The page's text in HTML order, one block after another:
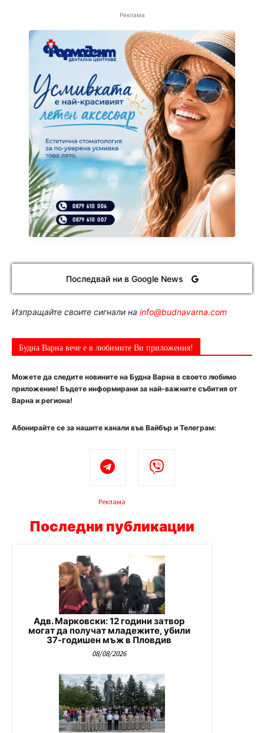
Реклама
Последвай ни в Google News
Изпращайте своите сигнали на info@budnavarna.com
Будна Варна вече е в любимите Ви приложения!
Можете да следите новините на Будна Варна в своето любимо
приложение! Бъдете информирани за най-важните събития от
Варна и региона!
Абонирайте се за нашите канали във Вайбър и Телеграм:
Реклама
Последни публикации
Адв. Марковски: 12 години затвор
могат да получат младежите, убили
37-годишен мъж в Пловдив
08/08/2026